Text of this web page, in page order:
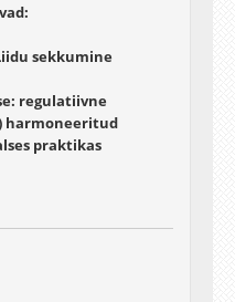
sekkumine
regulatiivne
harmoneeritud
praktikas